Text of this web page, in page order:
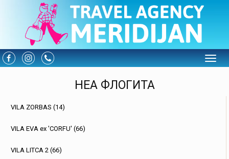
НЕА ФЛОГИТА
VILA ZORBAS (14)
VILA EVA ex 'CORFU' (66)
VILA LITCA 2 (66)